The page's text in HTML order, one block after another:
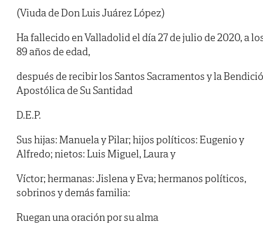
(Viuda de Don Luis Juárez López)
Ha fallecido en Valladolid el día 27 de julio de 2020, a
89 años de edad,
después de recibir los Santos Sacramentos y la
Apostólica de Su Santidad
D.E.P.
Sus hijas: Manuela y Pilar; hijos políticos: Eugenio y
Alfredo; nietos: Luis Miguel, Laura y
Víctor; hermanas: Jislena y Eva; hermanos políticos,
sobrinos y demás familia:
Ruegan una oración por su alma